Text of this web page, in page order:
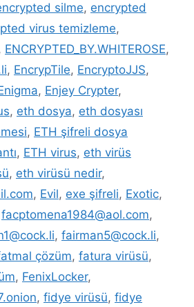
silme, encrypted
virus temizleme,
ENCRYPTED_BY.WHITEROSE,
, EncrypTile, EncryptoJJS,
, Enjey Crypter,
, eth dosya, eth dosyası
, ETH şifreli dosya
, ETH virus, eth virüs
, eth virüsü nedir,
, Evil, exe şifreli, Exotic,
facptomena1984@aol.com,
, fairman5@cock.li,
çözüm, fatura virüsü,
, FenixLocker,
, fidye virüsü, fidye